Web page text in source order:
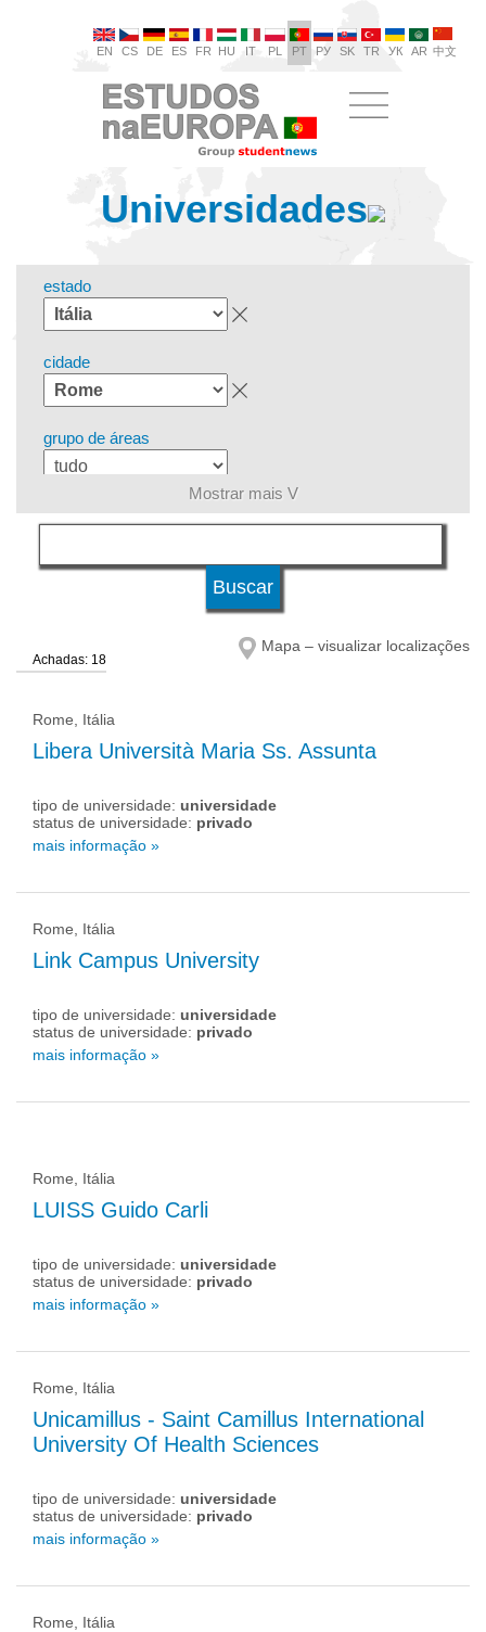
EN CS DE ES FR HU IT PL PT РУ SK TR УК AR 中文
Universidades
estado
cidade
grupo de áreas
língua
status de universidade
Mostrar mais V
Achadas: 18
Mapa – visualizar localizações
Rome, Itália
Libera Università Maria Ss. Assunta
tipo de universidade: universidade
status de universidade: privado
mais informação »
Rome, Itália
Link Campus University
tipo de universidade: universidade
status de universidade: privado
mais informação »
Rome, Itália
LUISS Guido Carli
tipo de universidade: universidade
status de universidade: privado
mais informação »
Rome, Itália
Unicamillus - Saint Camillus International
University Of Health Sciences
tipo de universidade: universidade
status de universidade: privado
mais informação »
Rome, Itália